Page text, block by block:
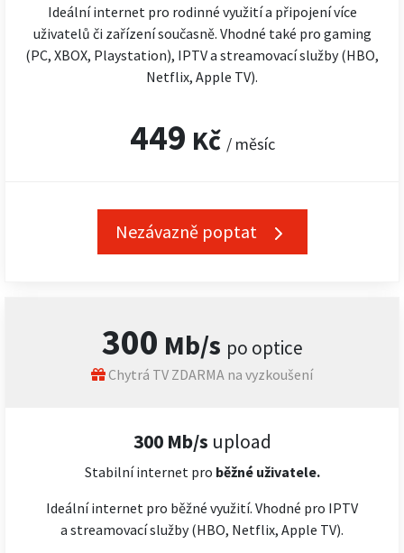
300 Mb/s po optice
Chytrá TV ZDARMA na vyzkoušení
300 Mb/s upload
Stabilní internet pro běžné uživatele.
Ideální internet pro běžné využití. Vhodné pro IPTV
a streamovací služby (HBO, Netflix, Apple TV).
Ideální internet pro rodinné využití a připojení více
uživatelů či zařízení současně. Vhodné také pro gaming
(PC, XBOX, Playstation), IPTV a streamovací služby (HBO,
Netflix, Apple TV).
449 Kč / měsíc
Nezávazně poptat